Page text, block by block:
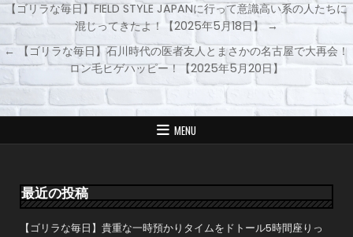
投
稿
ナ
ビ
ー
ョ
【ゴリラな毎日】FIELD STYLE JAPANに行って意識高い系の人たちに
混じってきたよ！【2025年5月18日】 →
← 【ゴリラな毎日】石川時代の医者友人とまさかの名古屋で大再会！
ロン毛ヒゲハッピー！【2025年5月20日】
MENU
最近の投稿
【ゴリラな毎日】貴重な一時預かりタイムをドトール5時間座りっ